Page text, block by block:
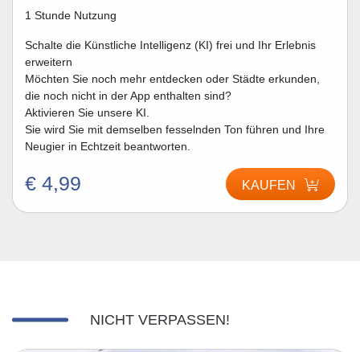
1 Stunde Nutzung
Schalte die Künstliche Intelligenz (KI) frei und Ihr Erlebnis
erweitern
Möchten Sie noch mehr entdecken oder Städte erkunden,
die noch nicht in der App enthalten sind?
Aktivieren Sie unsere KI.
Sie wird Sie mit demselben fesselnden Ton führen und Ihre
Neugier in Echtzeit beantworten.
€ 4,99 KAUFEN
NICHT VERPASSEN!